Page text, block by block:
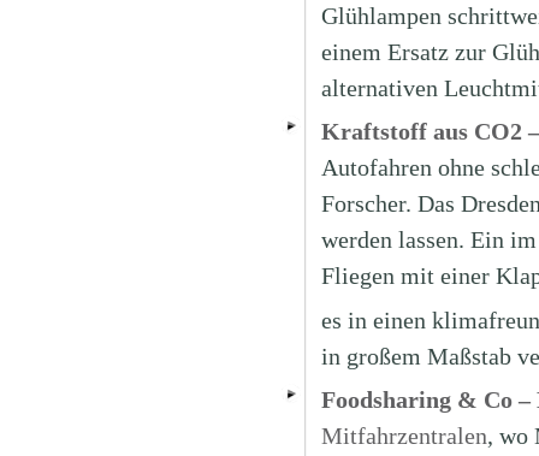
Glühlampen
einem Ersatz zur
alternativen
Kraftstoff aus CO2
Autofahren ohne
Forscher. Das
werden lassen. Ein
Fliegen mit einer
es in einen
in großem Maßstab
Foodsharing & Co –
Mitfahrzentralen, wo